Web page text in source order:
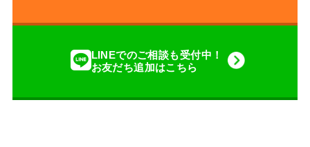
LINEでのご相談も受付中！
お友だち追加はこちら